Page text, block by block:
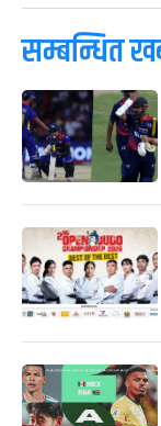
८ फागुपूर्णिमा
सम्बन्धित